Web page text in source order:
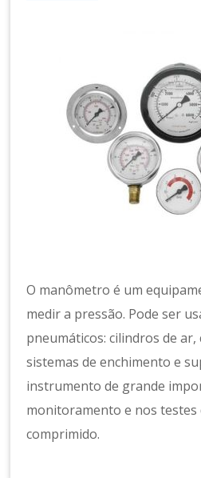
m
id
o
O manômetro é um
medir a pressão. Pode ser
pneumáticos: cilindros de
sistemas de enchimento e
instrumento de grande
monitoramento e nos testes
comprimido.